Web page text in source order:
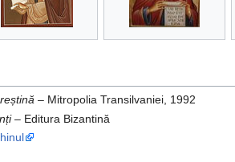
– Mitropolia Transilvaniei, 1992
– Editura Bizantină